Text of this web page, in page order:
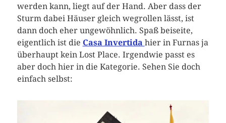
werden kann, liegt auf der Hand. Aber dass der
Sturm dabei Häuser gleich wegrollen lässt, ist
dann doch eher ungewöhnlich. Spaß beiseite,
eigentlich ist die Casa Invertida hier in Furnas ja
überhaupt kein Lost Place. Irgendwie passt es
aber doch hier in die Kategorie. Sehen Sie doch
einfach selbst: